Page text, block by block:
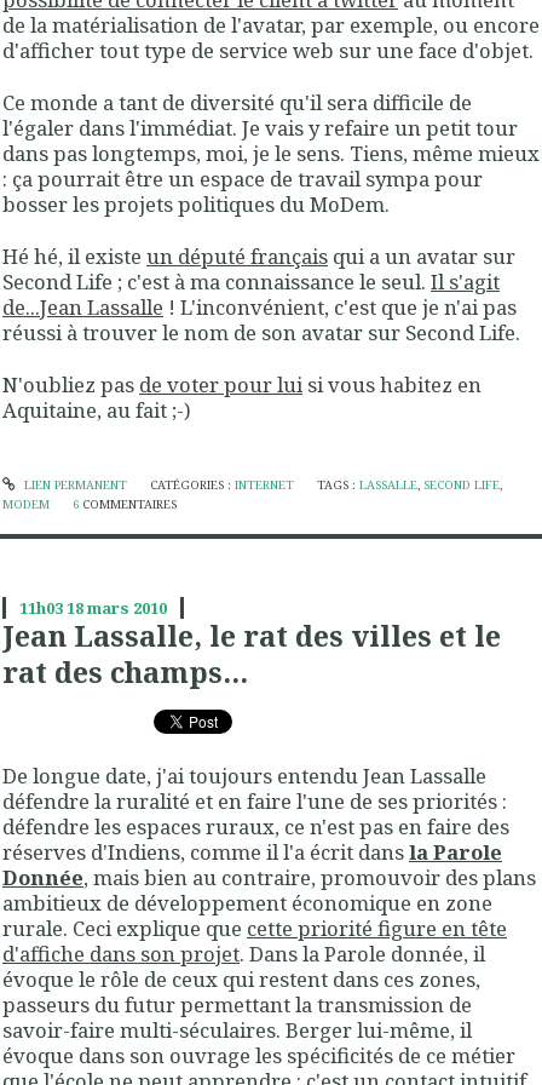
de la matérialisation de l'avatar, par exemple, ou encore
d'afficher tout type de service web sur une face d'objet.
Ce monde a tant de diversité qu'il sera difficile de
l'égaler dans l'immédiat. Je vais y refaire un petit tour
dans pas longtemps, moi, je le sens. Tiens, même mieux
: ça pourrait être un espace de travail sympa pour
bosser les projets politiques du MoDem.
Hé hé, il existe un député français qui a un avatar sur
Second Life ; c'est à ma connaissance le seul. Il s'agit
de...Jean Lassalle ! L'inconvénient, c'est que je n'ai pas
réussi à trouver le nom de son avatar sur Second Life.
N'oubliez pas de voter pour luisi vous habitez en
Aquitaine, au fait ;-)
LIEN PERMANENT CATÉGORIES : INTERNET TAGS :LASSALLE SECOND LIFE
MODEM
6 COMMENTAIRES
11h0318mars 2010
Jean Lassalle, le rat des villes et le
rat des champs...
De longue date, j'ai toujours entendu Jean Lassalle
défendre la ruralité et en faire l'une de ses priorités :
défendre les espaces ruraux, ce n'est pas en faire des
réserves d'Indiens, comme il l'a écrit dansla Parole
Donnée, mais bien au contraire, promouvoir des plans
ambitieux de développement économique en zone
rurale. Ceci explique que cette priorité figure en tête
d'affiche dans son projet. Dans la Parole donnée, il
évoque le rôle de ceux qui restent dans ces zones,
passeurs du futur permettant la transmission de
savoir-faire multi-séculaires. Berger lui-même, il
évoque dans son ouvrage les spécificités de ce métier